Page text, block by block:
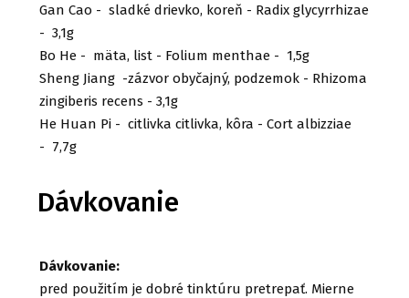
Gan Cao - sladké drievko, koreň - Radix glycyrrhizae
- 3,1g
Bo He - mäta, list - Folium menthae - 1,5g
Sheng Jiang -zázvor obyčajný, podzemok - Rhizoma
zingiberis recens - 3,1g
He Huan Pi - citlivka citlivka, kôra - Cort albizziae
- 7,7g
Dávkovanie
Dávkovanie:
pred použitím je dobré tinktúru pretrepať. Mierne